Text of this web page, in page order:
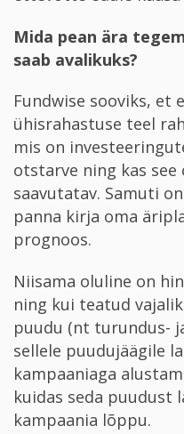
Mida pean ära
saab avalikuks?
Fundwise sooviks, et
ühisrahastuse teel
mis on
otstarve ning kas see
saavutatav. Samuti
panna kirja oma
prognoos.
Niisama oluline on
ning kui teatud
puudu (nt turundus-­
sellele puudujäägile
kampaaniaga
kuidas seda puudust
kampaania lõppu.